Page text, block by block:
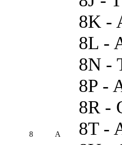
8K -
8L -
8N -
8P -
8R -
8T -
8 A